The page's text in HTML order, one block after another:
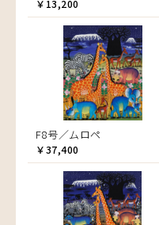
￥13,200
F8号／ムロペ
￥37,400